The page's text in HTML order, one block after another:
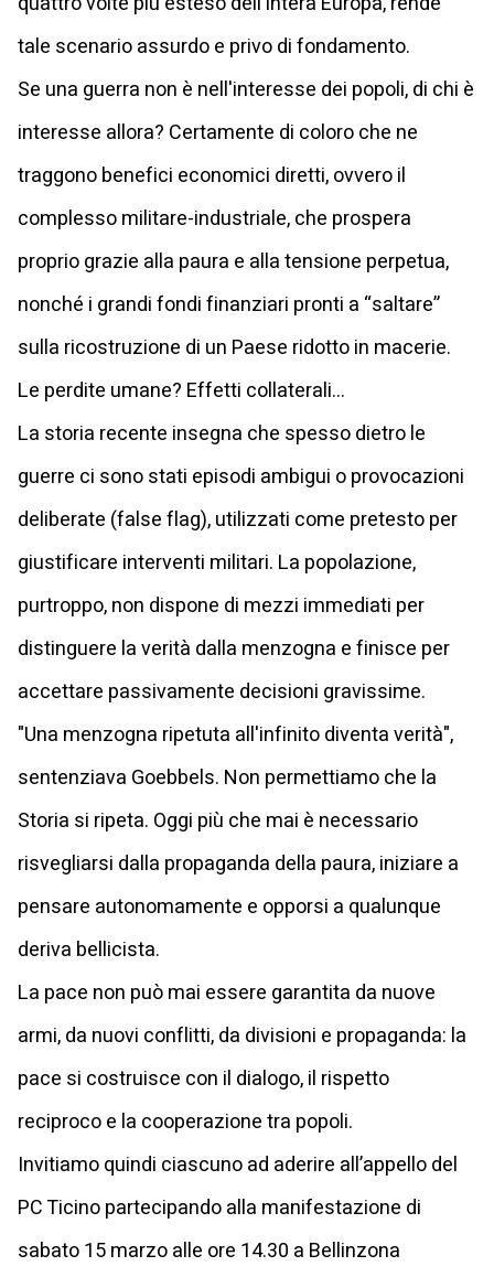
tale scenario assurdo e privo di fondamento.
Se una guerra non è nell'interesse dei popoli, di chi è
interesse allora? Certamente di coloro che ne
traggono benefici economici diretti, ovvero il
complesso militare-industriale, che prospera
proprio grazie alla paura e alla tensione perpetua,
nonché i grandi fondi finanziari pronti a “saltare”
sulla ricostruzione di un Paese ridotto in macerie.
Le perdite umane? Effetti collaterali…
La storia recente insegna che spesso dietro le
guerre ci sono stati episodi ambigui o provocazioni
deliberate (false flag), utilizzati come pretesto per
giustificare interventi militari. La popolazione,
purtroppo, non dispone di mezzi immediati per
distinguere la verità dalla menzogna e finisce per
accettare passivamente decisioni gravissime.
"Una menzogna ripetuta all'infinito diventa verità",
sentenziava Goebbels. Non permettiamo che la
Storia si ripeta. Oggi più che mai è necessario
risvegliarsi dalla propaganda della paura, iniziare a
pensare autonomamente e opporsi a qualunque
deriva bellicista.
La pace non può mai essere garantita da nuove
armi, da nuovi conflitti, da divisioni e propaganda: la
pace si costruisce con il dialogo, il rispetto
reciproco e la cooperazione tra popoli.
Invitiamo quindi ciascuno ad aderire all’appello del
PC Ticino partecipando alla manifestazione di
sabato 15 marzo alle ore 14.30 a Bellinzona